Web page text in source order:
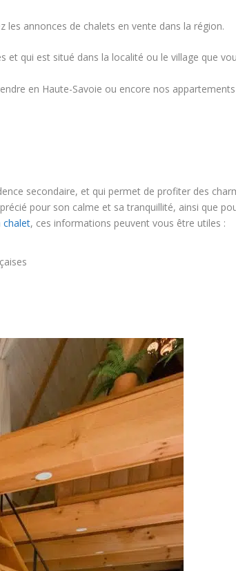
les annonces de chalets en vente dans la région.
qui est situé dans la localité ou le village que
en Haute-Savoie ou encore nos
secondaire, et qui permet de profiter des
pour son calme et sa tranquillité, ainsi que
chalet, ces informations peuvent vous être utiles :